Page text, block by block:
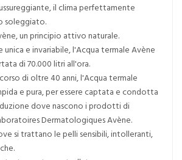
il clima perfettamente
soleggiato.
un principio attivo naturale.
unica e invariabile, l'Acqua termale Avène
di 70.000 litri all'ora.
di oltre 40 anni, l'Acqua termale
e pura, per essere captata e condotta
dove nascono i prodotti di
Dermatologiques Avène.
si trattano le pelli sensibili, intolleranti,